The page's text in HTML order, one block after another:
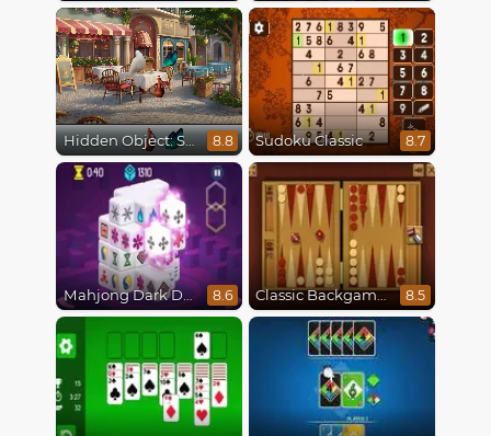
Hidden Object: Street Of Secrets 8.8 Sudoku Classic 8.7
Mahjong Dark Dimensions 8.6 Classic Backgammon 8.5